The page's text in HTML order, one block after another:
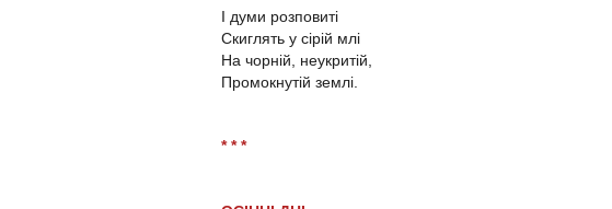
І думи розповиті
Скиглять у сірій млі
На чорній, неукритій,
Промокнутій землі.
* * *